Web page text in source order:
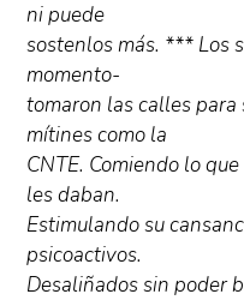
ni puede
sostenlos más. *** Los
momento-
tomaron las calles
mítines como la
CNTE. Comiendo lo
les daban.
Estimulando su
psicoactivos.
Desaliñados sin poder